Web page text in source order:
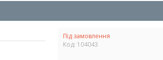
Під замовлення
Код: 104043